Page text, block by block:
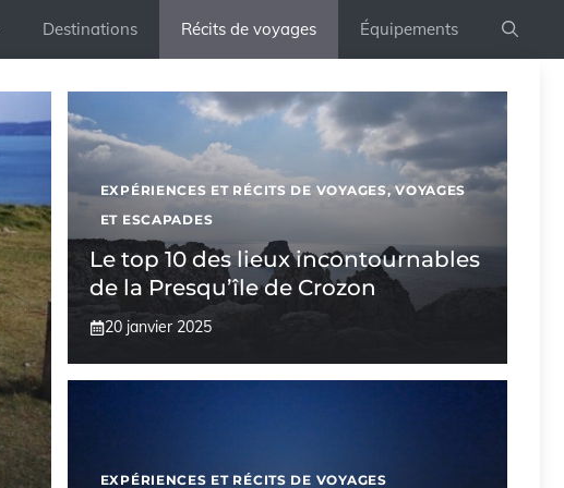
Destinations Récits de voyages Équipements
EXPÉRIENCES ET RÉCITS DE VOYAGES,VOYAGES
ET ESCAPADES
Le top 10 des lieux incontournables
de la Presqu’île de Crozon
20 janvier 2025
EXPÉRIENCES ET RÉCITS DE VOYAGES